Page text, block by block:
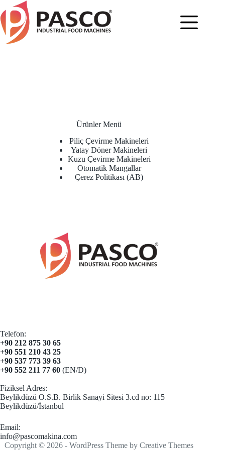
to
content
Ürünler Menü
Piliç Çevirme Makineleri
Yatay Döner Makineleri
Kuzu Çevirme Makineleri
Otomatik Mangallar
Çerez Politikası (AB)
Telefon:
+90 212 875 30 65
+90 551 210 43 25
+90 537 773 39 63
+90 552 211 77 60 (EN/D)
Fiziksel Adres:
Beylikdüzü O.S.B. Birlik Sanayi Sitesi 3.cd no: 115
Beylikdüzü/İstanbul
Email​:
info@pascomakina.com
Copyright © 2026 - WordPress Theme byCreative Themes